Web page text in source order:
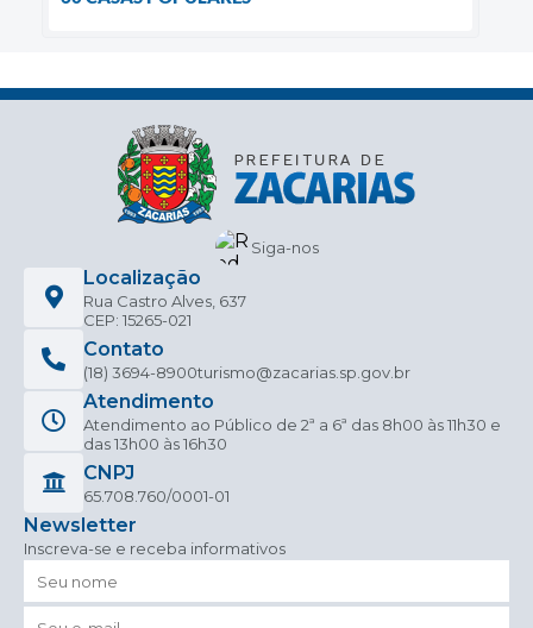
Siga-nos
Localização
Rua Castro Alves, 637
CEP: 15265-021
Contato
(18) 3694-8900turismo@zacarias.sp.gov.br
Atendimento
Atendimento ao Público de 2ª a 6ª das 8h00 às 11h30 e
das 13h00 às 16h30
CNPJ
65.708.760/0001-01
Newsletter
Inscreva-se e receba informativos